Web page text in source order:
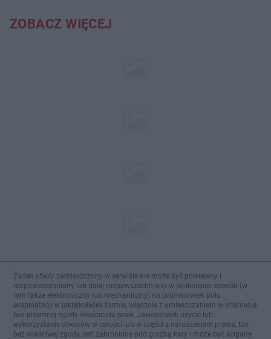
ZOBACZ WIĘCEJ
Żaden utwór zamieszczony w serwisie nie może być powielany i
rozpowszechniany lub dalej rozpowszechniany w jakikolwiek sposób (w
tym także elektroniczny lub mechaniczny) na jakimkolwiek polu
eksploatacji w jakiejkolwiek formie, włącznie z umieszczaniem w Internecie
bez pisemnej zgody właściciela praw. Jakiekolwiek użycie lub
wykorzystanie utworów w całości lub w części z naruszeniem prawa, tzn.
bez właściwej zgody, jest zabronione pod groźbą kary i może być ścigane